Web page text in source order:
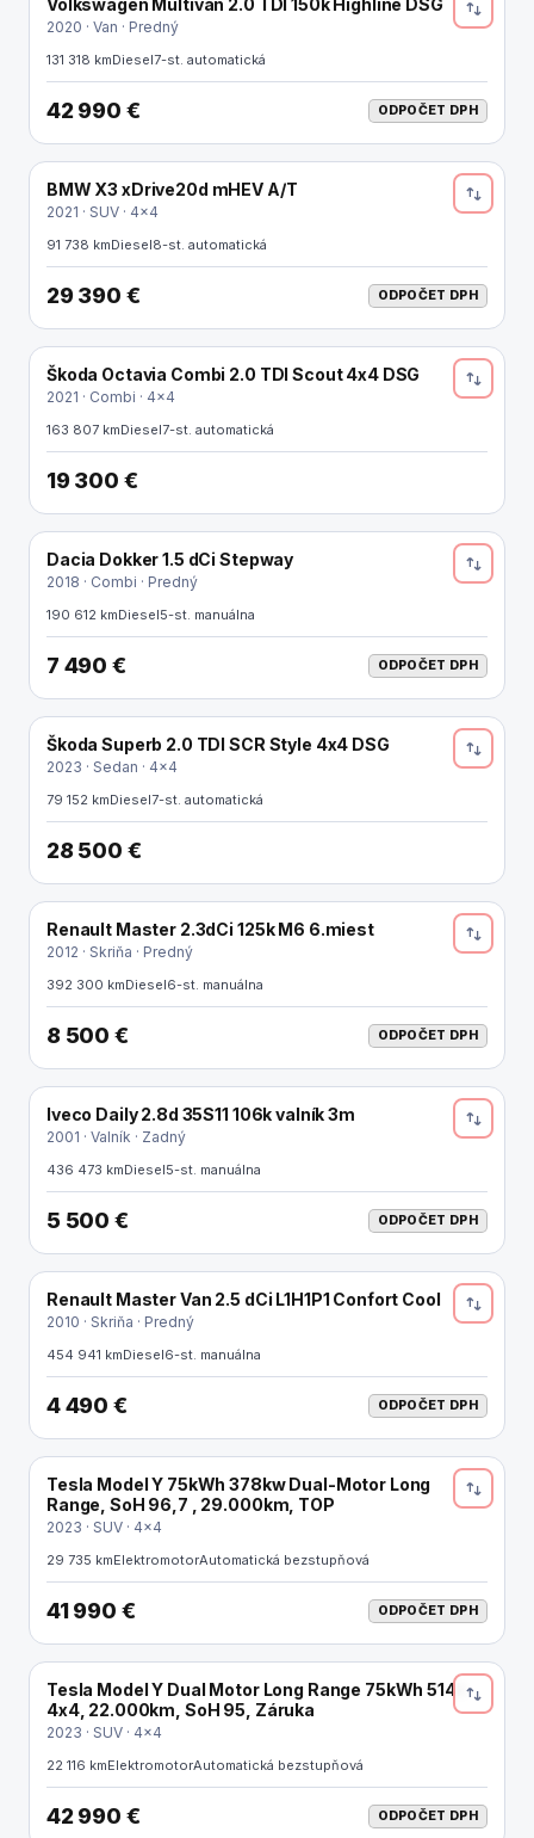
Volkswagen Multivan 2.0 TDI 150k Highline DSG
2020 · Van · Predný
131 318 kmDiesel7-st. automatická
42 990 € ODPOČET DPH
ODPOČET DPH
BMW X3 xDrive20d mHEV A/T
2021 · SUV · 4x4
91 738 kmDiesel8-st. automatická
29 390 € ODPOČET DPH
Škoda Octavia Combi 2.0 TDI Scout 4x4 DSG
2021 · Combi · 4x4
163 807 kmDiesel7-st. automatická
19 300 €
ODPOČET DPH
Dacia Dokker 1.5 dCi Stepway
2018 · Combi · Predný
190 612 kmDiesel5-st. manuálna
7 490 € ODPOČET DPH
Škoda Superb 2.0 TDI SCR Style 4x4 DSG
2023 · Sedan · 4x4
79 152 kmDiesel7-st. automatická
28 500 €
ODPOČET DPH
Renault Master 2.3dCi 125k M6 6.miest
2012 · Skriňa · Predný
392 300 kmDiesel6-st. manuálna
8 500 € ODPOČET DPH
ODPOČET DPH
Iveco Daily 2.8d 35S11 106k valník 3m
2001 · Valník · Zadný
436 473 kmDiesel5-st. manuálna
5 500 € ODPOČET DPH
ODPOČET DPH
Renault Master Van 2.5 dCi L1H1P1 Confort Cool
2010 · Skriňa · Predný
454 941 kmDiesel6-st. manuálna
4 490 € ODPOČET DPH
REZERVOVANÉ
Tesla Model Y 75kWh 378kw Dual-Motor Long
Range, SoH 96,7 , 29.000km, TOP
2023 · SUV · 4x4
29 735 kmElektromotorAutomatická bezstupňová
41 990 € ODPOČET DPH
ELEKTRO
Tesla Model Y Dual Motor Long Range 75kWh 514k
4x4, 22.000km, SoH 95, Záruka
2023 · SUV · 4x4
22 116 kmElektromotorAutomatická bezstupňová
42 990 € ODPOČET DPH